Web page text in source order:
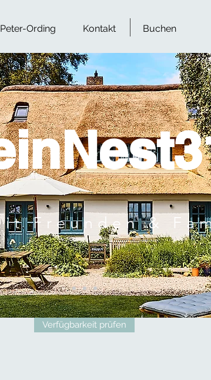
Ording Kontakt Buchen
Freunden &
Verfügbarkeit prüfen